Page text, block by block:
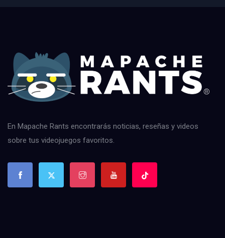
En Mapache Rants encontrarás noticias, reseñas y videos
sobre tus videojuegos favoritos.